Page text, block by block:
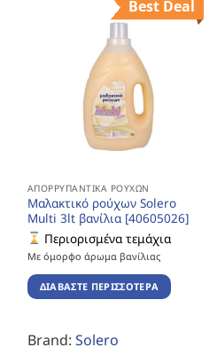
Best Deal
ΑΠΟΡΡΥΠΑΝΤΙΚΆ ΡΟΎΧΩΝ
Μαλακτικό ρούχων Solero
Multi 3lt βανίλια [40605026]
Περιορισμένα τεμάχια
Με όμορφο άρωμα βανίλιας
ΔΙΑΒΆΣΤΕ ΠΕΡΙΣΣΌΤΕΡΑ
Brand: Solero